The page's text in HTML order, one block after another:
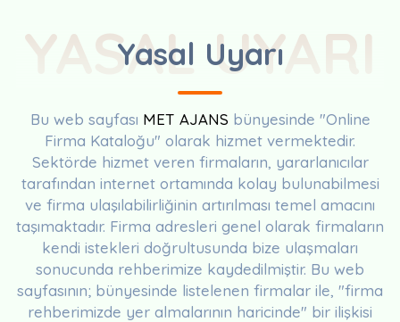
Yasal Uyarı
YASAL UYARI
Bu web sayfası MET AJANS bünyesinde "Online
Firma Kataloğu" olarak hizmet vermektedir.
Sektörde hizmet veren firmaların, yararlanıcılar
tarafından internet ortamında kolay bulunabilmesi
ve firma ulaşılabilirliğinin artırılması temel amacını
taşımaktadır. Firma adresleri genel olarak firmaların
kendi istekleri doğrultusunda bize ulaşmaları
sonucunda rehberimize kaydedilmiştir. Bu web
sayfasının; bünyesinde listelenen firmalar ile, "firma
rehberimizde yer almalarının haricinde" bir ilişkisi